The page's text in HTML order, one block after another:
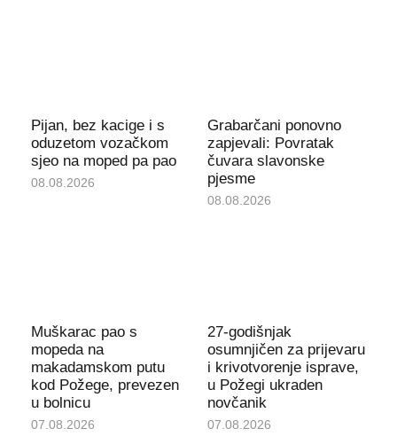
Pijan, bez kacige i s
oduzetom vozačkom
sjeo na moped pa pao
08.08.2026
Grabarčani ponovno
zapjevali: Povratak
čuvara slavonske
pjesme
08.08.2026
Muškarac pao s
mopeda na
makadamskom putu
kod Požege, prevezen
u bolnicu
07.08.2026
27-godišnjak
osumnjičen za prijevaru
i krivotvorenje isprave,
u Požegi ukraden
novčanik
07.08.2026